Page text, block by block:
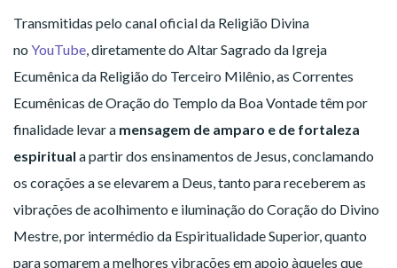
Transmitidas pelo canal oficial da Religião Divina
no YouTube, diretamente do Altar Sagrado da Igreja
Ecumênica da Religião do Terceiro Milênio, as Correntes
Ecumênicas de Oração do Templo da Boa Vontade têm por
finalidade levar a mensagem de amparo e de fortaleza
espiritual a partir dos ensinamentos de Jesus, conclamando
os corações a se elevarem a Deus, tanto para receberem as
vibrações de acolhimento e iluminação do Coração do Divino
Mestre, por intermédio da Espiritualidade Superior, quanto
para somarem a melhores vibrações em apoio àqueles que